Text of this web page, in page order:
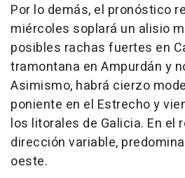
Por lo demás, el pronóstico
miércoles soplará un alisio
posibles rachas fuertes en
tramontana en Ampurdán y
Asimismo, habrá cierzo
poniente en el Estrecho y
los litorales de Galicia. En el
dirección variable,
oeste.